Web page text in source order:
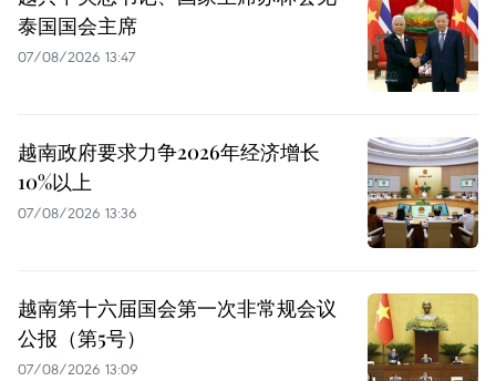
泰国国会主席
07/08/2026 13:47
越南政府要求力争2026年经济增长
10%以上
07/08/2026 13:36
越南第十六届国会第一次非常规会议
公报（第5号）
07/08/2026 13:09